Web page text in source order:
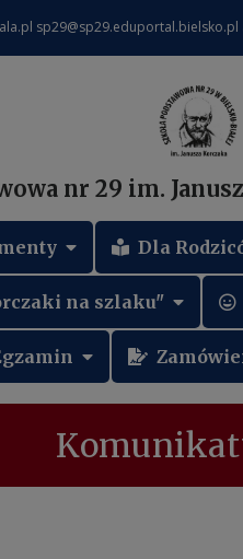
sp29@sp29.eduportal.bielsko.pl
nr 29 im.
Dla
na szlaku"